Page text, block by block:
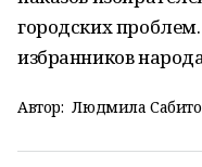
городских
избранников
Автор: Людмила